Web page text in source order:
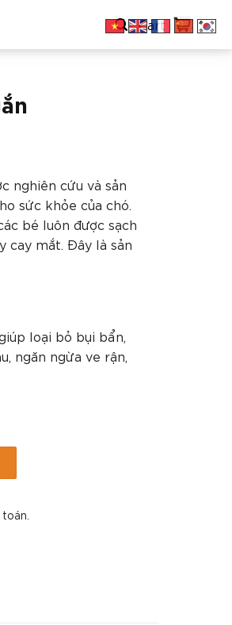
Cart
nghiên cứu và sản
sức khỏe của chó.
bé luôn được sạch
cay mắt. Đây là sản
loại bỏ bụi bẩn,
ngăn ngừa ve rận,